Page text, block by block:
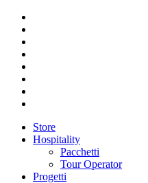
Store
Hospitality
Pacchetti
Tour Operator
Progetti